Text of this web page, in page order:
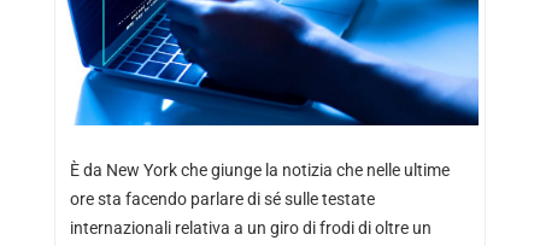
È da New York che giunge la notizia che nelle ultime
ore sta facendo parlare di sé sulle testate
internazionali relativa a un giro di frodi di oltre un